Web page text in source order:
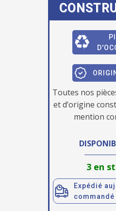
Toutes nos
et d’origine
mention
3 en
Expédié
commandé